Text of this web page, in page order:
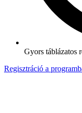
Gyors táblázatos
Regisztráció a